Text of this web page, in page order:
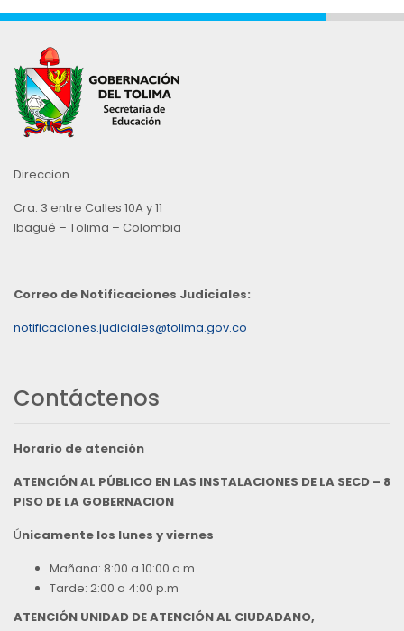
Direccion
Cra. 3 entre Calles 10A y 11
Ibagué – Tolima – Colombia
Correo de Notificaciones Judiciales:
notificaciones.judiciales@tolima.gov.co
Contáctenos
Horario de atención
ATENCIÓN AL PÚBLICO EN LAS INSTALACIONES DE LA SECD – 8
PISO DE LA GOBERNACION
Únicamente los lunes y viernes
Mañana: 8:00 a 10:00 a.m.
Tarde: 2:00 a 4:00 p.m
ATENCIÓN UNIDAD DE ATENCIÓN AL CIUDADANO,